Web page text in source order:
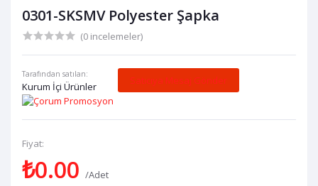
0301-SKSMV Polyester Şapka
(0 incelemeler)
Tarafından satılan:
Kurum İçi Ürünler
Satıcıya Mesaj Gönder
Fiyat:
₺0.00 /Adet